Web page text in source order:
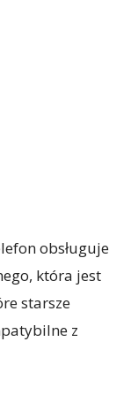
obsługuje
która jest
starsze
z